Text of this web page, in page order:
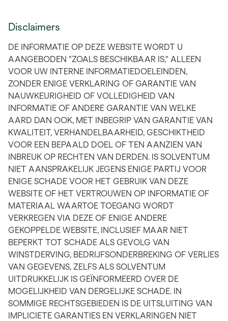
Disclaimers
DE INFORMATIE OP DEZE WEBSITE WORDT U
AANGEBODEN "ZOALS BESCHIKBAAR IS," ALLEEN
VOOR UW INTERNE INFORMATIEDOELEINDEN,
ZONDER ENIGE VERKLARING OF GARANTIE VAN
NAUWKEURIGHEID OF VOLLEDIGHEID VAN
INFORMATIE OF ANDERE GARANTIE VAN WELKE
AARD DAN OOK, MET INBEGRIP VAN GARANTIE VAN
KWALITEIT, VERHANDELBAARHEID, GESCHIKTHEID
VOOR EEN BEPAALD DOEL OF TEN AANZIEN VAN
INBREUK OP RECHTEN VAN DERDEN. IS SOLVENTUM
NIET AANSPRAKELIJK JEGENS ENIGE PARTIJ VOOR
ENIGE SCHADE VOOR HET GEBRUIK VAN DEZE
WEBSITE OF HET VERTROUWEN OP INFORMATIE OF
MATERIAAL WAARTOE TOEGANG WORDT
VERKREGEN VIA DEZE OF ENIGE ANDERE
GEKOPPELDE WEBSITE, INCLUSIEF MAAR NIET
BEPERKT TOT SCHADE ALS GEVOLG VAN
WINSTDERVING, BEDRIJFSONDERBREKING OF VERLIES
VAN GEGEVENS, ZELFS ALS SOLVENTUM
UITDRUKKELIJK IS GEÏNFORMEERD OVER DE
MOGELIJKHEID VAN DERGELIJKE SCHADE. IN
SOMMIGE RECHTSGEBIEDEN IS DE UITSLUITING VAN
IMPLICIETE GARANTIES EN VERKLARINGEN NIET